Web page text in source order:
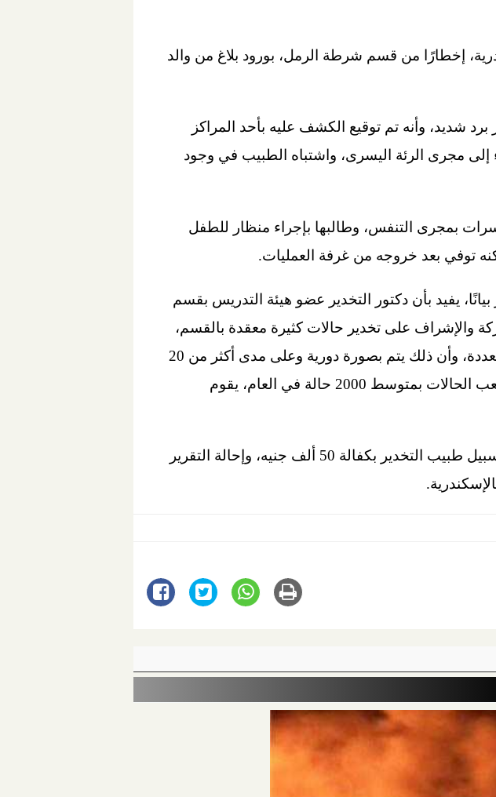
إخطارًا من قسم شرطة الرمل، بورود بلاغ من والد
شديد، وأنه تم توقيع الكشف عليه بأحد المراكز
إلى مجرى الرئة اليسرى، واشتباه الطبيب في وجود
بمجرى التنفس، وطالبها بإجراء منظار للطفل
توفي بعد خروجه من غرفة العمليات.
يفيد بأن دكتور التخدير عضو هيئة التدريس بقسم
والإشراف على تخدير حالات كثيرة معقدة بالقسم،
وتشمل المبتسرين وحديثى الولادة وناقصي نمو بهم عيوب خلقية متعددة، وأن ذلك يتم بصورة دورية وعلى مدى أكثر من 20
عامًا، وأنه قد أثبت في هذه الفترة كفاءة كبيرة وتمكن من تخدير أصعب الحالات بمتوسط 2000 حالة في العام، يقوم
وأصدرت محكمة جنح أول الرمل، في ديسمبر الماضي قرارا بإخلاء سبيل طبيب التخدير بكفالة 50 ألف جنيه، وإحالة التقرير